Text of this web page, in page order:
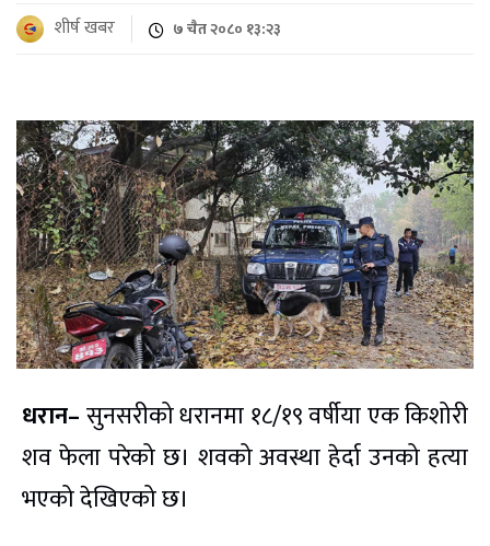
शीर्ष खबर ७ चैत २०८० १३:२३
धरान–सुनसरीको धरानमा १८/१९ वर्षीया एक किशोरी
शव फेला परेको छ। शवको अवस्था हेर्दा उनको हत्या
भएको देखिएको छ।